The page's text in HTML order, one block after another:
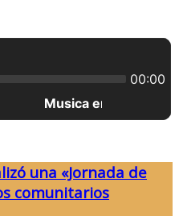
una «Jornada de
comunitarios